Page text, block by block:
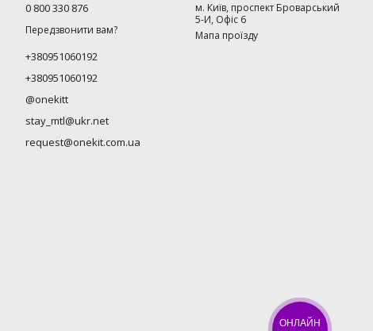
0 800 330 876
Передзвонити вам?
+380951060192
+380951060192
@onekitt
stay_mtl@ukr.net
request@onekit.com.ua
м. Київ, проспект Броварський
5-И, Офіс 6
Мапа проїзду
ОНЛАЙН